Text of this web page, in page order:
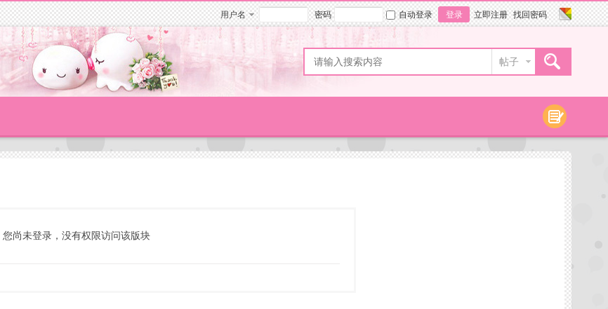
用户名 密码 自动登录 登录 立即注册 找回密码
帖子
您尚未登录，没有权限访问该版块